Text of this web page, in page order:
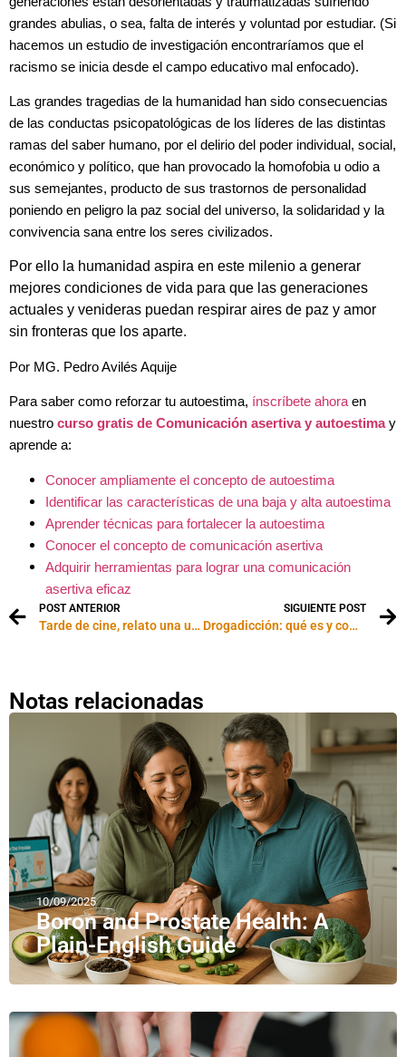
grandes abulias, o sea, falta de interés y voluntad por estudiar. (Si
hacemos un estudio de investigación encontraríamos que el
racismo se inicia desde el campo educativo mal enfocado).
Las grandes tragedias de la humanidad han sido consecuencias
de las conductas psicopatológicas de los líderes de las distintas
ramas del saber humano, por el delirio del poder individual, social,
económico y político, que han provocado la homofobia u odio a
sus semejantes, producto de sus trastornos de personalidad
poniendo en peligro la paz social del universo, la solidaridad y la
convivencia sana entre los seres civilizados.
Por ello la humanidad aspira en este milenio a generar
mejores condiciones de vida para que las generaciones
actuales y venideras puedan respirar aires de paz y amor
sin fronteras que los aparte.
Por MG. Pedro Avilés Aquije
Para saber como reforzar tu autoestima, ínscríbete ahora en
nuestro curso gratis de Comunicación asertiva y autoestimay
aprende a:
Conocer ampliamente el concepto de autoestima
Identificar las características de una baja y alta autoestima
Aprender técnicas para fortalecer la autoestima
Conocer el concepto de comunicación asertiva
Adquirir herramientas para lograr una comunicación
asertiva eficaz
POST ANTERIOR
Tarde de cine, relato una una mujer confundida en el amor
SIGUIENTE POST
Drogadicción: qué es y como combatirla
Notas relacionadas
10/09/2025
Boron and Prostate Health: A
Plain-English Guide